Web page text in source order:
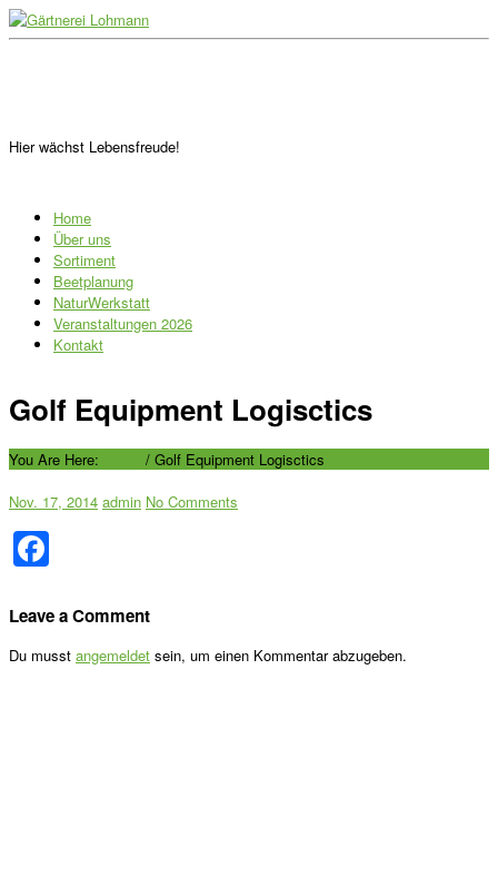
Hier wächst Lebensfreude!
Home
Über uns
Sortiment
Beetplanung
NaturWerkstatt
Veranstaltungen 2026
Kontakt
Golf Equipment Logisctics
You Are Here: / Golf Equipment Logisctics
Nov. 17, 2014 admin No Comments
Leave a Comment
Du musst angemeldet sein, um einen Kommentar abzugeben.